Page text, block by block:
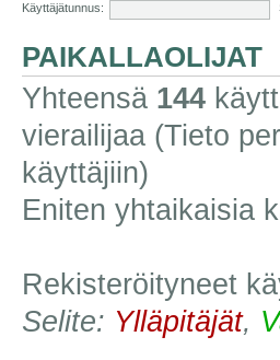
Käyttäjätunnus:
PAIKALLAOLIJAT
Yhteensä 144
vierailijaa (Tieto
käyttäjiin)
Eniten yhtaikaisia
Rekisteröityneet
Selite: Ylläpitäjät,